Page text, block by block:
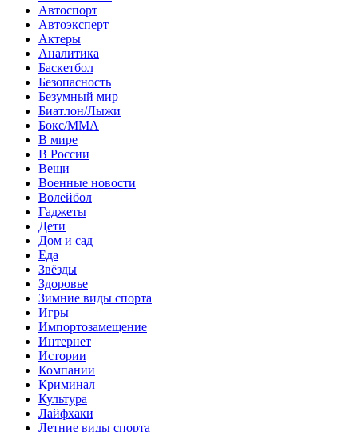
Автоспорт
Автоэксперт
Актеры
Аналитика
Баскетбол
Безопасность
Безумный мир
Биатлон/Лыжи
Бокс/MMA
В мире
В России
Вещи
Военные новости
Волейбол
Гаджеты
Дети
Дом и сад
Еда
Звёзды
Здоровье
Зимние виды спорта
Игры
Импортозамещение
Интернет
Истории
Компании
Криминал
Культура
Лайфхаки
Летние виды спорта